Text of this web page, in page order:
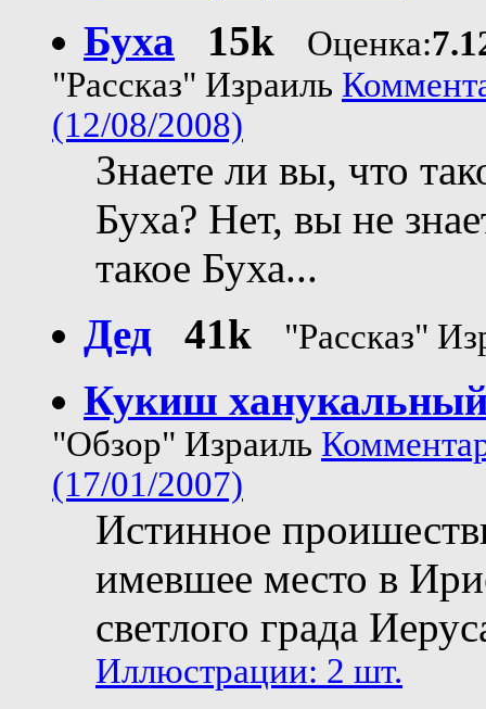
Буха 15k Оценка:
"Рассказ" Израиль
(12/08/2008)
Знаете ли вы, что
Буха? Нет, вы не
такое Буха...
Дед
41k "Рассказ"
Кукиш
"Обзор" Израиль
(17/01/2007)
Истинное
имевшее место в
светлого града
Иллюстрации: 2 шт.